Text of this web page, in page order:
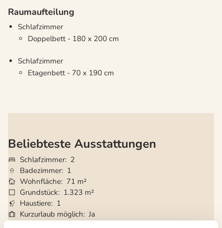
Raumaufteilung
Schlafzimmer
Doppelbett - 180 x 200 cm
Schlafzimmer
Etagenbett - 70 x 190 cm
Beliebteste Ausstattungen
Schlafzimmer 2
Badezimmer 1
Wohnfläche 71 m²
Grundstück
1.323 m²
Haustiere 1
Kurzurlaub möglich Ja